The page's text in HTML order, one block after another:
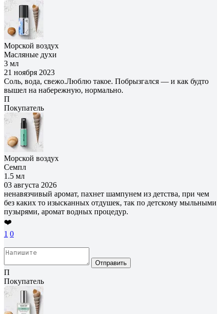
Морской воздух
Масляные духи
3 мл
21 ноября 2023
Соль, вода, свежо.Люблю такое. Побрызгался — и как будто
вышел на набережную, нормально.
П
Покупатель
Морской воздух
Семпл
1.5 мл
03 августа 2026
ненавязчивый аромат, пахнет шампунем из детства, при чем
без каких то изысканных отдушек, так по детскому мыльными
пузырями, аромат водных процедур.
❤️
1 0
Отправить
П
Покупатель